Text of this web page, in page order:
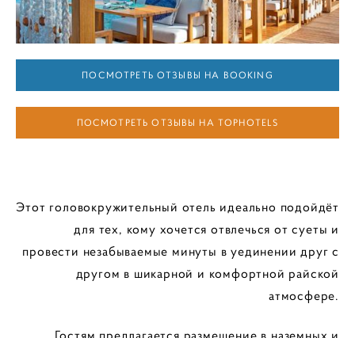
ПОСМОТРЕТЬ ОТЗЫВЫ НА BOOKING
ПОСМОТРЕТЬ ОТЗЫВЫ НА TOPHOTELS
Этот головокружительный отель идеально подойдёт
для тех, кому хочется отвлечься от суеты и
провести незабываемые минуты в уединении друг с
другом в шикарной и комфортной райской
атмосфере.
Гостям предлагается размещение в наземных и